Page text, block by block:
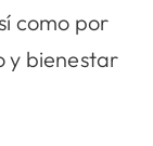
como por
y bienestar